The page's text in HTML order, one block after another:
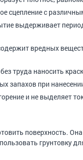
сцепление с
выдерживает
вредных
труда наносить
запахов при
и не выделяет
поверхность.
грунтовку